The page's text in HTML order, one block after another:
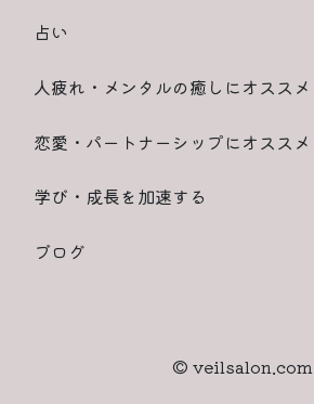
占い
人疲れ・メンタルの癒しにオススメ
恋愛・パートナーシップにオススメ
学び・成長を加速する
ブログ
© veilsalon.com